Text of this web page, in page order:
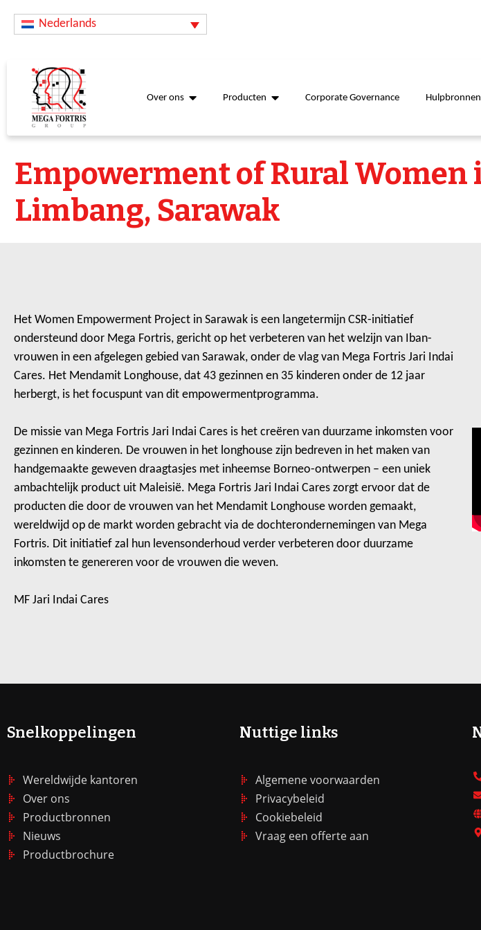
Nederlands
Over ons Producten Corporate Governance Hulpbronnen
Empowerment of Rural Women
Limbang, Sarawak
Het Women Empowerment Project in Sarawak is een langetermijn CSR-initiatief
ondersteund door Mega Fortris, gericht op het verbeteren van het welzijn van Iban-
vrouwen in een afgelegen gebied van Sarawak, onder de vlag van Mega Fortris Jari Indai
Cares. Het Mendamit Longhouse, dat 43 gezinnen en 35 kinderen onder de 12 jaar
herbergt, is het focuspunt van dit empowermentprogramma.
De missie van Mega Fortris Jari Indai Cares is het creëren van duurzame inkomsten voor
gezinnen en kinderen. De vrouwen in het longhouse zijn bedreven in het maken van
handgemaakte geweven draagtasjes met inheemse Borneo-ontwerpen – een uniek
ambachtelijk product uit Maleisië. Mega Fortris Jari Indai Cares zorgt ervoor dat de
producten die door de vrouwen van het Mendamit Longhouse worden gemaakt,
wereldwijd op de markt worden gebracht via de dochterondernemingen van Mega
Fortris. Dit initiatief zal hun levensonderhoud verder verbeteren door duurzame
inkomsten te genereren voor de vrouwen die weven.
MF Jari Indai Cares
Snelkoppelingen
Wereldwijde kantoren
Over ons
Productbronnen
Nieuws
Productbrochure
Nuttige links
Algemene voorwaarden
Privacybeleid
Cookiebeleid
Vraag een offerte aan